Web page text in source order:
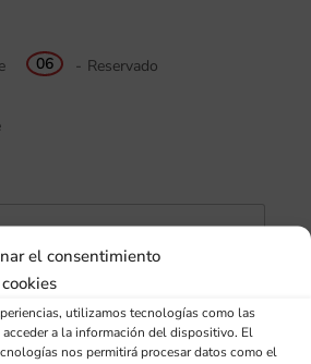
el consentimiento
utilizamos tecnologías como las
a la información del dispositivo. El
nos permitirá procesar datos como el
06 - Reservado